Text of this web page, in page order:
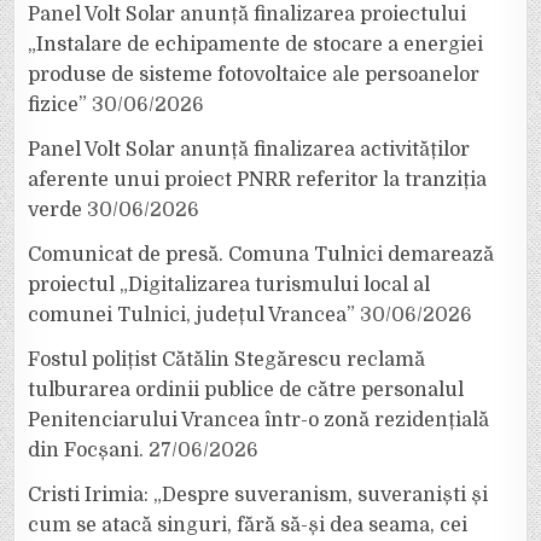
Panel Volt Solar anunță finalizarea proiectului
„Instalare de echipamente de stocare a energiei
produse de sisteme fotovoltaice ale persoanelor
fizice” 30/06/2026
Panel Volt Solar anunță finalizarea activităților
aferente unui proiect PNRR referitor la tranziția
verde 30/06/2026
Comunicat de presă. Comuna Tulnici demarează
proiectul „Digitalizarea turismului local al
comunei Tulnici, județul Vrancea” 30/06/2026
Fostul polițist Cătălin Stegărescu reclamă
tulburarea ordinii publice de către personalul
Penitenciarului Vrancea într-o zonă rezidențială
din Focșani. 27/06/2026
Cristi Irimia: „Despre suveranism, suveraniști și
cum se atacă singuri, fără să-și dea seama, cei